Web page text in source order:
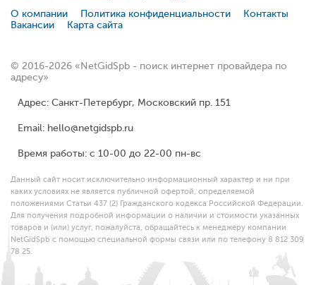
О компании
Политика конфиденциальности
Контакты
Вакансии
Карта сайта
© 2016-2026 «NetGidSpb - поиск интернет провайдера по
адресу»
Адрес: Санкт-Петербург, Московский пр. 151
Email: hello@netgidspb.ru
Время работы: с 10-00 до 22-00 пн-вс
Данный сайт носит исключительно информационный характер и ни при
каких условиях не является публичной офертой, определяемой
положениями Статьи 437 (2) Гражданского кодекса Российской Федерации.
Для получения подробной информации о наличии и стоимости указанных
товаров и (или) услуг, пожалуйста, обращайтесь к менеджеру компании
NetGidSpb с помощью специальной формы связи или по телефону 8 812 309
78 25.